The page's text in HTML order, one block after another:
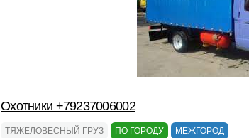
Охотники +79237006002
ТЯЖЕЛОВЕСНЫЙ ГРУЗ ПО ГОРОДУ МЕЖГОРОД